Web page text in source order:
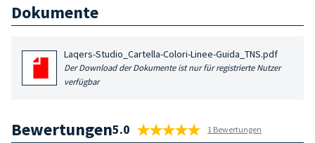
Dokumente
Laqers-Studio_Cartella-Colori-Linee-Guida_TNS.pdf
Der Download der Dokumente ist nur für registrierte Nutzer
verfügbar
Bewertungen5.0 1 Bewertungen